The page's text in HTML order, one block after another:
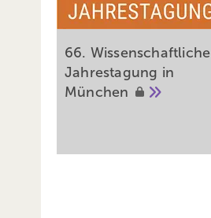
66. Wissenschaftliche
Jahrestagung in
München